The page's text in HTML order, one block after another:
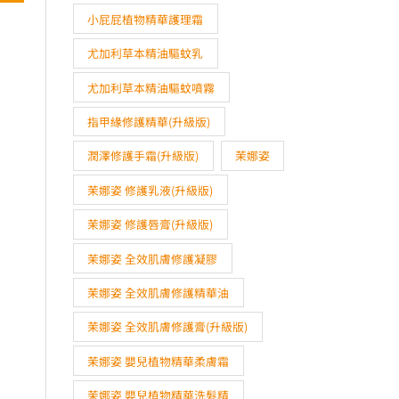
小屁屁植物精華護理霜
尤加利草本精油驅蚊乳
尤加利草本精油驅蚊噴霧
指甲緣修護精華(升級版)
潤澤修護手霜(升級版) 茉娜姿
茉娜姿 修護乳液(升級版)
茉娜姿 修護唇膏(升級版)
茉娜姿 全效肌膚修護凝膠
茉娜姿 全效肌膚修護精華油
茉娜姿 全效肌膚修護膏(升級版)
茉娜姿 嬰兒植物精華柔膚霜
茉娜姿 嬰兒植物精華洗髮精